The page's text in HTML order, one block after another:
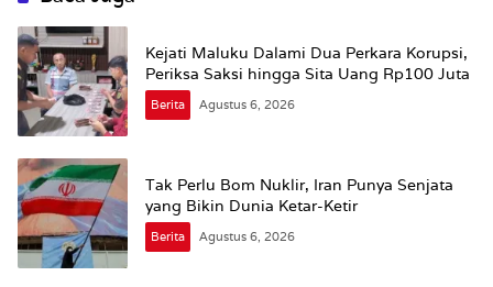
Kejati Maluku Dalami Dua Perkara Korupsi,
Periksa Saksi hingga Sita Uang Rp100 Juta
Berita Agustus 6, 2026
Tak Perlu Bom Nuklir, Iran Punya Senjata
yang Bikin Dunia Ketar-Ketir
Berita Agustus 6, 2026